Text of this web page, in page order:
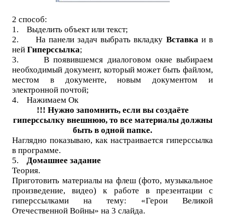
2 способ:
1.
Выделить объект или текст;
2.
На панели задач выбрать вкладку Вставкаи в
ней Гиперссылка;
3.
В появившемся диалоговом окне выбираем
необходимый документ, который может быть файлом,
местом в документе, новым документом и
электронной почтой;
4.
Нажимаем Ок
!!! Нужно запомнить, если вы создаёте
гиперссылку внешнюю, то все материалы должны
быть в одной папке.
Наглядно показываю, как настраивается гиперссылка
в программе.
5.
Домашнее задание
Теория.
Приготовить материалы на флеш (фото, музыкальное
произведение, видео) к работе в презентации с
гиперссылками на тему: «Герои Великой
Отечественной Войны» на 3 слайда.